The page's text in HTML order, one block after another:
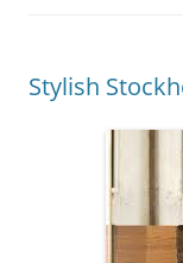
Stylish